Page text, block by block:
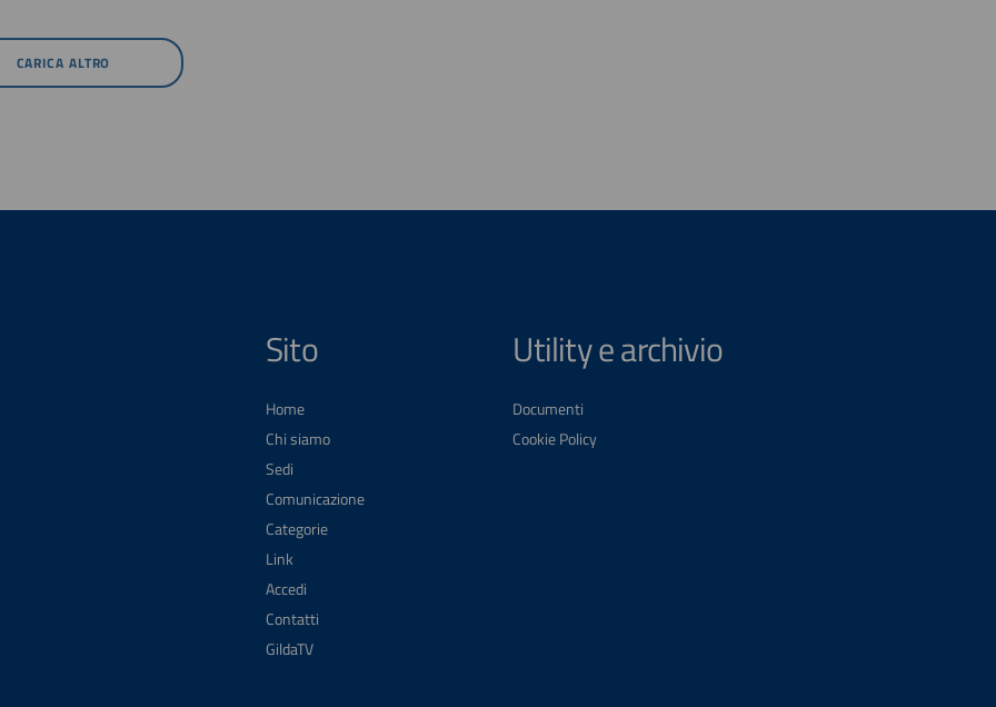
CARICA ALTRO
Sito
Home
Chi siamo
Sedi
Comunicazione
Categorie
Link
Accedi
Contatti
GildaTV
Utility e archivio
Documenti
Cookie Policy